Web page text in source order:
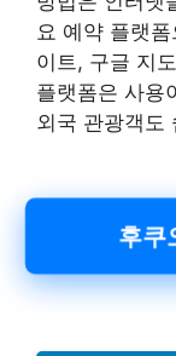
요 예약 플랫
이트, 구글 지
플랫폼은 사용
외국 관광객도
후쿠